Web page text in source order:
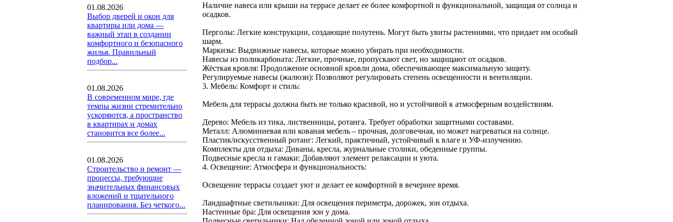
01.08.2026
Выбор дверей и окон для
квартиры или дома —
важный этап в создании
комфортного и безопасного
жилья. Правильный
подбор...
01.08.2026
В современном мире, где
темпы жизни стремительно
ускоряются, а пространство
в квартирах и домах
становится все более...
01.08.2026
Строительство и ремонт —
процессы, требующие
значительных финансовых
вложений и тщательного
планирования. Без четкого...
Наличие навеса или крыши на террасе делает ее более комфортной и функциональной, защищая от солнца и
осадков.
Перголы: Легкие конструкции, создающие полутень. Могут быть увиты растениями, что придает им особый
шарм.
Маркизы: Выдвижные навесы, которые можно убирать при необходимости.
Навесы из поликарбоната: Легкие, прочные, пропускают свет, но защищают от осадков.
Жёсткая кровля: Продолжение основной кровли дома, обеспечивающее максимальную защиту.
Регулируемые навесы (жалюзи): Позволяют регулировать степень освещенности и вентиляции.
3. Мебель: Комфорт и стиль:
Мебель для террасы должна быть не только красивой, но и устойчивой к атмосферным воздействиям.
Дерево: Мебель из тика, лиственницы, ротанга. Требует обработки защитными составами.
Металл: Алюминиевая или кованая мебель – прочная, долговечная, но может нагреваться на солнце.
Пластик/искусственный ротанг: Легкий, практичный, устойчивый к влаге и УФ-излучению.
Комплекты для отдыха: Диваны, кресла, журнальные столики, обеденные группы.
Подвесные кресла и гамаки: Добавляют элемент релаксации и уюта.
4. Освещение: Атмосфера и функциональность:
Освещение террасы создает уют и делает ее комфортной в вечернее время.
Ландшафтные светильники: Для освещения периметра, дорожек, зон отдыха.
Настенные бра: Для освещения зон у дома.